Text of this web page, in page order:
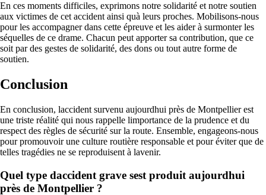
En ces moments difficiles, exprimons notre solidarité et notre soutien
aux victimes de cet accident ainsi quà leurs proches. Mobilisons-nous
pour les accompagner dans cette épreuve et les aider à surmonter les
séquelles de ce drame. Chacun peut apporter sa contribution, que ce
soit par des gestes de solidarité, des dons ou tout autre forme de
soutien.
Conclusion
En conclusion, laccident survenu aujourdhui près de Montpellier est
une triste réalité qui nous rappelle limportance de la prudence et du
respect des règles de sécurité sur la route. Ensemble, engageons-nous
pour promouvoir une culture routière responsable et pour éviter que de
telles tragédies ne se reproduisent à lavenir.
Quel type daccident grave sest produit aujourdhui
près de Montpellier ?